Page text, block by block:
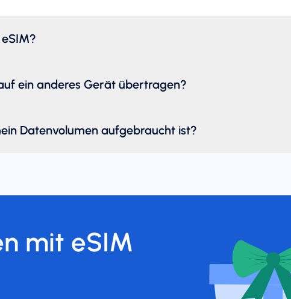
ein anderes Gerät übertragen?
Datenvolumen aufgebraucht ist?
mit eSIM